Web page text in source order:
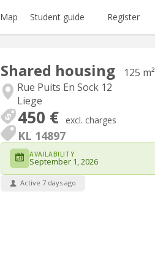
Map Student guide Register
Shared housing
125 m²
Rue Puits En Sock 12
Liege
450 € excl. charges
KL 14897
AVAILABILITY
September 1, 2026
Active 7 days ago